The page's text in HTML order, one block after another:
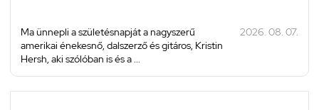
Ma ünnepli a születésnapját a nagyszerű
amerikai énekesnő, dalszerző és gitáros, Kristin
Hersh, aki szólóban is és a ...
2026. 08. 07.